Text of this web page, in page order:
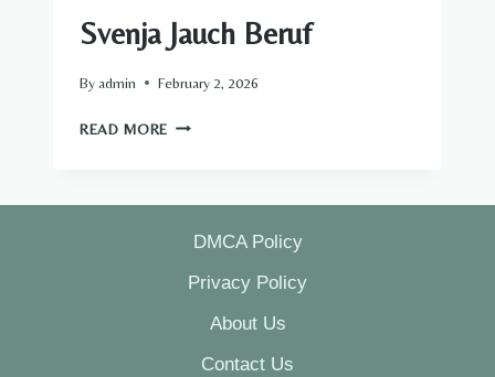
Svenja Jauch Beruf​
By admin February 2, 2026
READ MORE SVENJA
DMCA Policy
Privacy Policy
About Us
Contact Us